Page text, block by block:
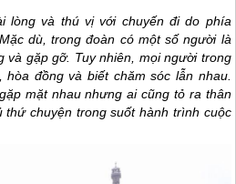
lòng và thú vị với chuyến đi do phía
dù, trong đoàn có một số người là
và gặp gỡ. Tuy nhiên, mọi người trong
đồng và biết chăm sóc lẫn nhau.
mặt nhau nhưng ai cũng tỏ ra thân
thứ chuyện trong suốt hành trình cuộc